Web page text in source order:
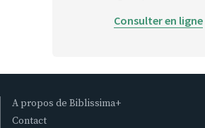
Consulter en ligne
A propos de Biblissima+
Contact